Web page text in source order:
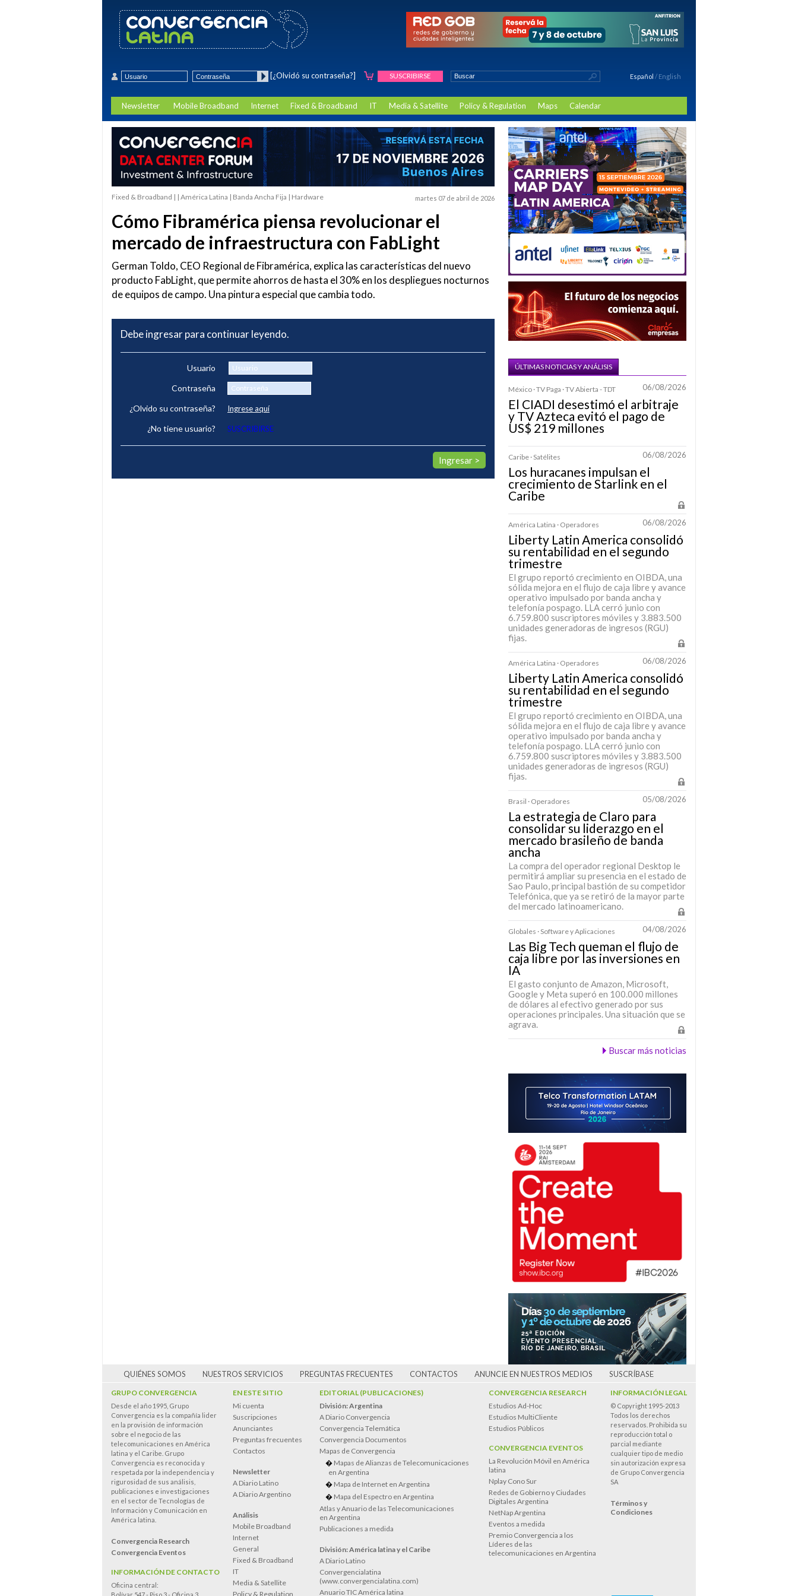
[¿Olvidó su contraseña?] SUSCRIBIRSE Español / English
Newsletter Mobile Broadband Internet Fixed & Broadband IT Media & Satellite Policy & Regulation Maps Calendar
martes 07 de abril de 2026
Fixed & Broadband | | América Latina | Banda Ancha Fija | Hardware
Cómo Fibramérica piensa revolucionar el
mercado de infraestructura con FabLight
German Toldo, CEO Regional de Fibramérica, explica las características del nuevo
producto FabLight, que permite ahorros de hasta el 30% en los despliegues nocturnos
de equipos de campo. Una pintura especial que cambia todo.
Debe ingresar para continuar leyendo.
Usuario
Contraseña
¿Olvido su contraseña?
Ingrese aquí
¿No tiene usuario? SUSCRIBIRSE
ÚLTIMAS NOTICIAS Y ANÁLISIS
México · TV Paga · TV Abierta - TDT 06/08/2026
El CIADI desestimó el arbitraje
y TV Azteca evitó el pago de
US$ 219 millones
Caribe · Satélites 06/08/2026
Los huracanes impulsan el
crecimiento de Starlink en el
Caribe
América Latina · Operadores 06/08/2026
Liberty Latin America consolidó
su rentabilidad en el segundo
trimestre
El grupo reportó crecimiento en OIBDA, una
sólida mejora en el flujo de caja libre y avance
operativo impulsado por banda ancha y
telefonía pospago. LLA cerró junio con
6.759.800 suscriptores móviles y 3.883.500
unidades generadoras de ingresos (RGU)
fijas.
América Latina · Operadores 06/08/2026
Liberty Latin America consolidó
su rentabilidad en el segundo
trimestre
El grupo reportó crecimiento en OIBDA, una
sólida mejora en el flujo de caja libre y avance
operativo impulsado por banda ancha y
telefonía pospago. LLA cerró junio con
6.759.800 suscriptores móviles y 3.883.500
unidades generadoras de ingresos (RGU)
fijas.
Brasil · Operadores 05/08/2026
La estrategia de Claro para
consolidar su liderazgo en el
mercado brasileño de banda
ancha
La compra del operador regional Desktop le
permitirá ampliar su presencia en el estado de
Sao Paulo, principal bastión de su competidor
Telefónica, que ya se retiró de la mayor parte
del mercado latinoamericano.
Globales · Software y Aplicaciones 04/08/2026
Las Big Tech queman el flujo de
caja libre por las inversiones en
IA
El gasto conjunto de Amazon, Microsoft,
Google y Meta superó en 100.000 millones
de dólares al efectivo generado por sus
operaciones principales. Una situación que se
agrava.
Buscar más noticias
QUIÉNES SOMOS NUESTROS SERVICIOS PREGUNTAS FRECUENTES CONTACTOS ANUNCIE EN NUESTROS MEDIOS SUSCRÍBASE
GRUPO CONVERGENCIA
Desde el año 1995, Grupo
Convergencia es la compañía lider
en la provisión de información
sobre el negocio de las
telecomunicaciones en América
latina y el Caribe. Grupo
Convergencia es reconocida y
respetada por la independencia y
rigurosidad de sus análisis,
publicaciones e investigaciones
en el sector de Tecnologías de
Información y Comunicación en
América latina.
Convergencia Research
Convergencia Eventos
INFORMACIÓN DE CONTACTO
Oficina central:
EN ESTE SITIO
Mi cuenta
Suscripciones
Anunciantes
Preguntas frecuentes
Contactos
Newsletter
A Diario Latino
A Diario Argentino
Análisis
Mobile Broadband
Internet
General
Fixed & Broadband
IT
Media & Satellite
Policy & Regulation
EDITORIAL (PUBLICACIONES)
División: Argentina
A Diario Convergencia
Convergencia Telemática
Convergencia Documentos
Mapas de Convergencia
Mapas de Alianzas de Telecomunicaciones
en Argentina
Mapa de Internet en Argentina
Mapa del Espectro en Argentina
Atlas y Anuario de las Telecomunicaciones
en Argentina
Publicaciones a medida
División: América latina y el Caribe
A Diario Latino
Convergencialatina
(www.convergencialatina.com)
Anuario TIC América latina
CONVERGENCIA RESEARCH
Estudios Ad-Hoc
Estudios MultiCliente
Estudios Públicos
CONVERGENCIA EVENTOS
La Revolución Móvil en América
latina
Nplay Cono Sur
Redes de Gobierno y Ciudades
Digitales Argentina
NetNap Argentina
Eventos a medida
Premio Convergencia a los
Líderes de las
telecomunicaciones en Argentina
INFORMACIÓN LEGAL
© Copyright 1995-2013
Todos los derechos
reservados. Prohibida su
reproducción total o
parcial mediante
cualquier tipo de medio
sin autorización expresa
de Grupo Convergencia
SA
Términos y
Condiciones